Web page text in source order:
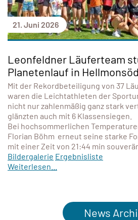
21. Juni 2026
Leonfeldner Läuferteam
Planetenlauf in
Mit der Rekordbeteiligung von 37
waren die Leichtathleten der
nicht nur zahlenmäßig ganz stark
glänzten auch mit 6 Klassensiegen.
Bei hochsommerlichen
Florian Böhm erneut seine starke
mit einer Zeit von 21:44 min
Bildergalerie Ergebnisliste
Weiterlesen...
News